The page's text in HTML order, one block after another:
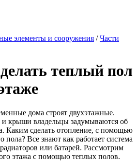
элементы и сооружения /Части
теплый пол
дома строят двухэтажные.
и крыши владельцы задумываются об
Каким сделать отопление, с помощью
пола? Все знают как работает система
или батарей. Рассмотрим
этажа с помощью теплых полов.